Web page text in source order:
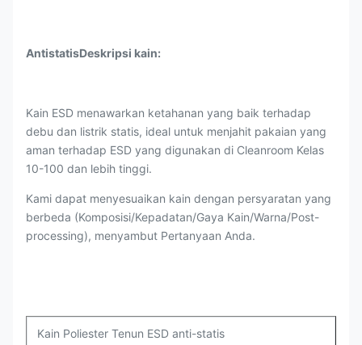
AntistatisDeskripsi kain:
Kain ESD menawarkan ketahanan yang baik terhadap
debu dan listrik statis, ideal untuk menjahit pakaian yang
aman terhadap ESD yang digunakan di Cleanroom Kelas
10-100 dan lebih tinggi.
Kami dapat menyesuaikan kain dengan persyaratan yang
berbeda (Komposisi/Kepadatan/Gaya Kain/Warna/Post-
processing), menyambut Pertanyaan Anda.
Kain Poliester Tenun ESD anti-statis